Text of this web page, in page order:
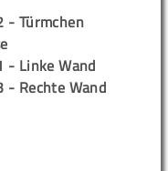
- Türmchen
- Linke Wand
- Rechte Wand